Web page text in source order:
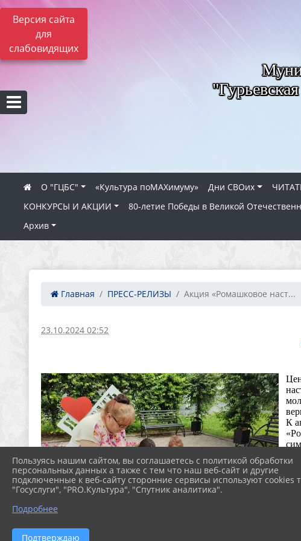
Версия сайта
для
слабовидящих
О "ГЦБС" «Культура поMAXимуму» Дни СВОих
КОНКУРСЫ И АКЦИИ
80‑летие Победы в Великой
Архив
Главная ПРЕСС-РЕЛИЗЫ Акция «Ромашковое наст...
23.10.2024 02:52
К
Пользуясь нашим сайтом, вы соглашаетесь с политикой обработки
персональных данных а также с тем что наш веб-сайт и другие
подключенные к веб-сайту сторонние сервисы используют cookies
"Госуслуги", "PRO.Культура", "Спутник аналитика".
Подробнее
Подтверждаю